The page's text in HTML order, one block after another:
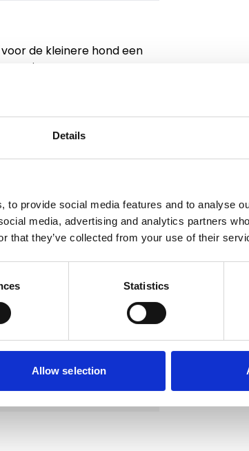
Details
to provide social media features and to analyse
media, advertising and analytics partners
that they’ve collected from your use of their
Statistics
Allow selection
de kleinere hond een
van een
geschikt voor bevestiging
geschikt voor